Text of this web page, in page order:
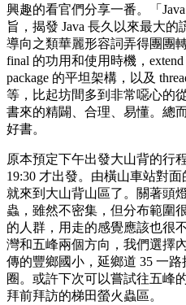
興趣的看官們分享一番。「
旨，揭發 Java 長久以來最大
導向之類華麗形容詞弄得團團
final 的功用和使用時機，extend
package 的平坦架構，以及
等，比起坊間多到非常噁心的
書來的精闢、合理、易懂。總
好書。
原本預定下午出發大山背的行
19:30 才出發。由橫山車站對
就來到大山背山區了。關著頭
蟲，雖然不密集，但分布範圍
的人群，用走的感覺應該也很
灣和五峰兩個方向，我們選擇
傳的豐鄉國小，延鄉道 35 一
圈。或許下次可以嘗試往五峰
拜前拜訪的梯田螢火蟲區。